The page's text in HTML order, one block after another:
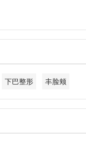
下巴整形 丰脸颊